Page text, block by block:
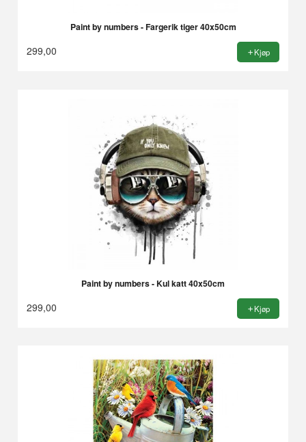
Paint by numbers - Fargerik tiger 40x50cm
299,00 Kjøp
Paint by numbers - Kul katt 40x50cm
299,00 Kjøp